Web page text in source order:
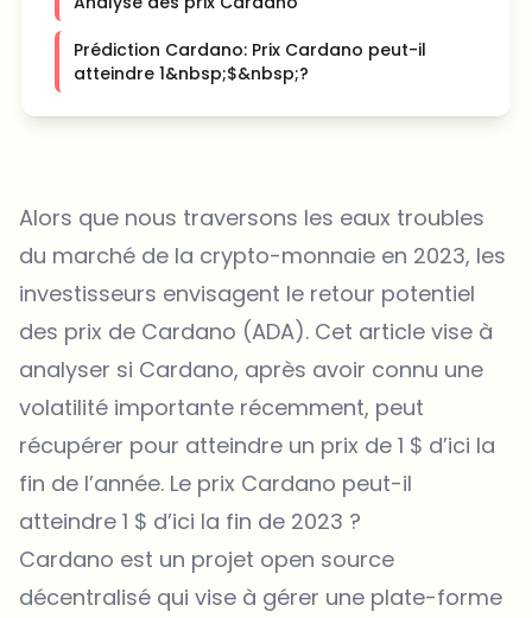
Prédiction Cardano: Prix Cardano peut-il
atteindre 1&nbsp;$&nbsp;?
Alors que nous traversons les eaux troubles
du marché de la crypto-monnaie en 2023, les
investisseurs envisagent le retour potentiel
des prix de Cardano (ADA). Cet article vise à
analyser si Cardano, après avoir connu une
volatilité importante récemment, peut
récupérer pour atteindre un prix de 1 $ d’ici la
fin de l’année. Le prix Cardano peut-il
atteindre 1 $ d’ici la fin de 2023 ?
Cardano est un projet open source
décentralisé qui vise à gérer une plate-forme